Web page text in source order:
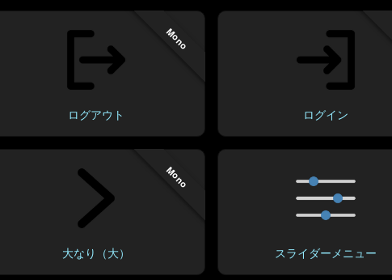
Mono
ログアウト ログイン
Mono
大なり（大） スライダーメニュー